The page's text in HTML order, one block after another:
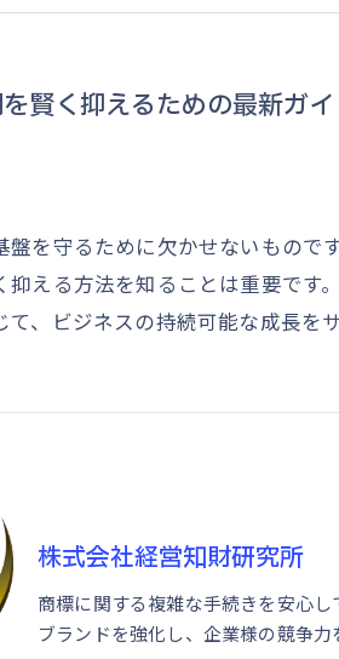
賢く抑えるための最新ガイ
盤を守るために欠かせないもの
える方法を知ることは重要です
、ビジネスの持続可能な成長を
株式会社経営知財研究所
商標に関する複雑な手続きを安心
ブランドを強化し、企業様の競争力